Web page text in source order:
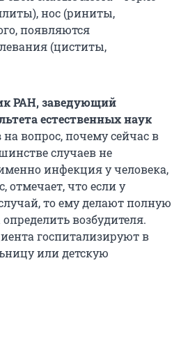
нос (риниты,
появляются
(циститы,
РАН, заведующий
естественных наук
на вопрос, почему сейчас в
случаев не
инфекция у человека,
отмечает, что если у
то ему делают полную
возбудителя.
госпитализируют в
или детскую